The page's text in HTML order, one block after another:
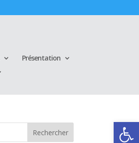
Ouvrir
Présentation